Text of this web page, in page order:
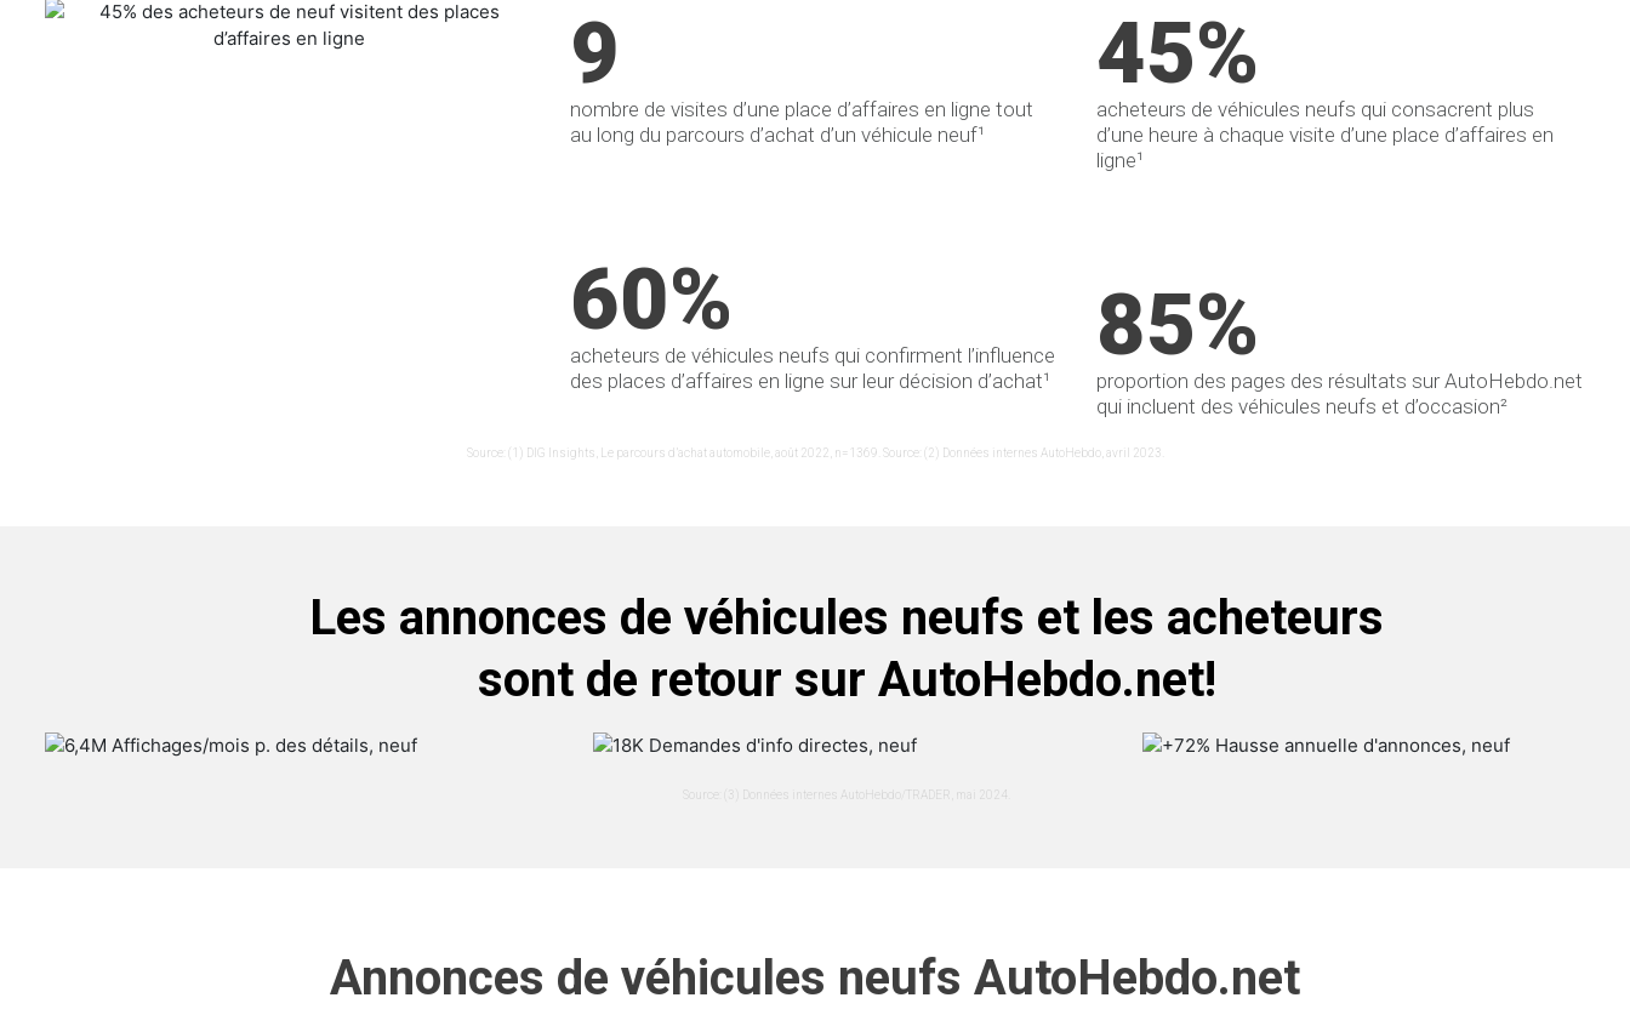
9
nombre de visites d’une place d’affaires en ligne tout
au long du parcours d’achat d’un véhicule neuf¹
60%
acheteurs de véhicules neufs qui confirment l’influence
des places d’affaires en ligne sur leur décision d’achat¹
45%
acheteurs de véhicules neufs qui consacrent plus
d’une heure à chaque visite d’une place d’affaires en
ligne¹
85%
proportion des pages des résultats sur AutoHebdo.net
qui incluent des véhicules neufs et d’occasion²
Source: (1) DIG Insights, Le parcours d’achat automobile, août 2022, n=1369​. Source: (2) Données internes AutoHebdo, avril 2023.
Les annonces de véhicules neufs et les acheteurs
sont de retour sur AutoHebdo.net!
Source: (3) Données internes AutoHebdo/TRADER, mai 2024​.
Annonces de véhicules neufs AutoHebdo.net